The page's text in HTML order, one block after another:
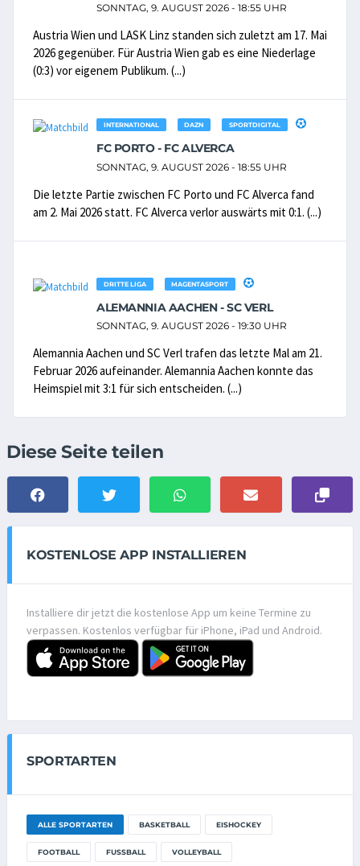
SONNTAG, 9. AUGUST 2026 - 18:55 UHR
Austria Wien und LASK Linz standen sich zuletzt am 17. Mai
2026 gegenüber. Für Austria Wien gab es eine Niederlage
(0:3) vor eigenem Publikum. (...)
INTERNATIONAL DAZN SPORTDIGITAL
FC PORTO - FC ALVERCA
SONNTAG, 9. AUGUST 2026 - 18:55 UHR
Die letzte Partie zwischen FC Porto und FC Alverca fand
am 2. Mai 2026 statt. FC Alverca verlor auswärts mit 0:1. (...)
DRITTE LIGA MAGENTASPORT
ALEMANNIA AACHEN - SC VERL
SONNTAG, 9. AUGUST 2026 - 19:30 UHR
Alemannia Aachen und SC Verl trafen das letzte Mal am 21.
Februar 2026 aufeinander. Alemannia Aachen konnte das
Heimspiel mit 3:1 für sich entscheiden. (...)
Diese Seite teilen
KOSTENLOSE APP INSTALLIEREN
Installiere dir jetzt die kostenlose App um keine Termine zu
verpassen. Kostenlos verfügbar für iPhone, iPad und Android.
SPORTARTEN
ALLE SPORTARTEN BASKETBALL EISHOCKEY
FOOTBALL FUSSBALL VOLLEYBALL